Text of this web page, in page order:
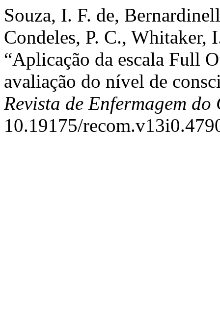
Souza, I. F. de,
Condeles, P. C., Whitaker,
“Aplicação da escala Full
avaliação do nível de
Revista de Enfermagem
10.19175/